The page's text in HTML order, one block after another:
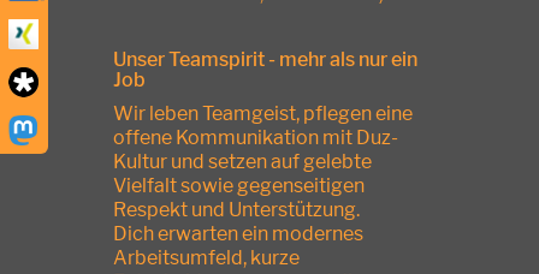
Unser Teamspirit - mehr als nur ein
Job
Wir leben Teamgeist, pflegen eine
offene Kommunikation mit Duz-
Kultur und setzen auf gelebte
Vielfalt sowie gegenseitigen
Respekt und Unterstützung.
Dich erwarten ein modernes
Arbeitsumfeld, kurze